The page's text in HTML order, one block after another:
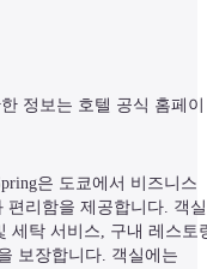
정보는 호텔 공식 홈페이
은 도쿄에서 비즈니스
편리함을 제공합니다. 객
세탁 서비스, 구내 레스토
보장합니다. 객실에는